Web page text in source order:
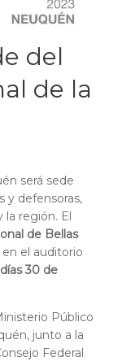
del
de la
será sede
y defensoras,
la región. El
de Bellas
el auditorio
30 de
Público
junto a la
Federal